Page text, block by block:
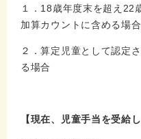
１．18歳年度末を超え22
加算カウントに含める場合
２．算定児童として認定
る場合
【現在、児童手当を受給